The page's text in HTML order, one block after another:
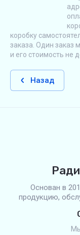
коробку
заказа. Один заказ
и его стоимость не
Назад
Основан в
продукцию,